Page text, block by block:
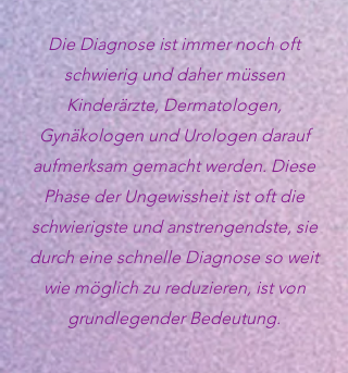
Die Diagnose ist immer noch oft
schwierig und daher müssen
Kinderärzte, Dermatologen,
Gynäkologen und Urologen darauf
aufmerksam gemacht werden. Diese
Phase der Ungewissheit ist oft die
schwierigste und anstrengendste, sie
durch eine schnelle Diagnose so weit
wie möglich zu reduzieren, ist von
grundlegender Bedeutung.